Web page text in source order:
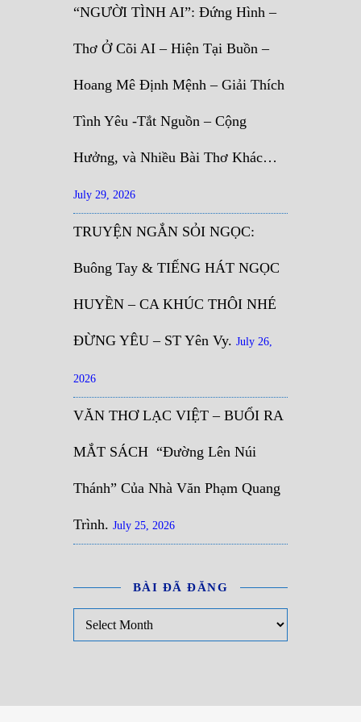
“NGƯỜI TÌNH AI”: Đứng Hình –
Thơ Ở Cõi AI – Hiện Tại Buồn –
Hoang Mê Định Mệnh – Giải Thích
Tình Yêu -Tắt Nguồn – Cộng
Hưởng, và Nhiều Bài Thơ Khác…
July 29, 2026
TRUYỆN NGẮN SỎI NGỌC:
Buông Tay & TIẾNG HÁT NGỌC
HUYỀN – CA KHÚC THÔI NHÉ
ĐỪNG YÊU – ST Yên Vy. July 26,
2026
VĂN THƠ LẠC VIỆT – BUỔI RA
MẮT SÁCH “Đường Lên Núi
Thánh” Của Nhà Văn Phạm Quang
Trình. July 25, 2026
BÀI ĐÃ ĐĂNG